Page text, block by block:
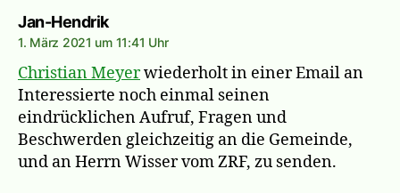
Jan-Hendriksagt:
1. März 2021 um 11:41 Uhr
Christian Meyerwiederholt in einer Email an
Interessierte noch einmal seinen
eindrücklichen Aufruf, Fragen und
Beschwerden gleichzeitig an die Gemeinde,
und an Herrn Wisser vom ZRF, zu senden.